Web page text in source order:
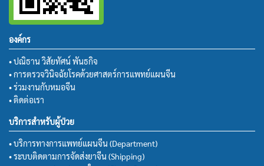
องค์กร
• ปณิธาน วิสัยทัศน์ พันธกิจ
• การตรวจวินิจฉัยโรคด้วยศาสตร์การแพทย์แผนจีน
• ร่วมงานกับหมอจีน
• ติดต่อเรา
บริการสำหรับผู้ป่วย
• บริการทางการแพทย์แผนจีน (Department)
• ระบบติดตามการจัดส่งยาจีน (Shipping)